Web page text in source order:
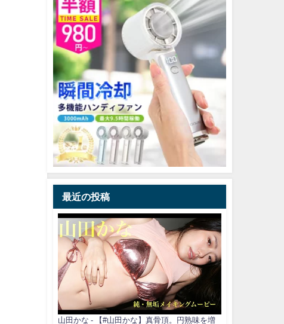
最近の投稿
山田かな - 【#山田かな】真骨頂。円熟味を増